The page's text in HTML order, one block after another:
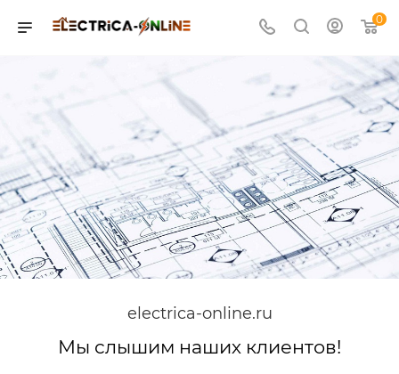
0
electrica-online.ru
Мы слышим наших клиентов!